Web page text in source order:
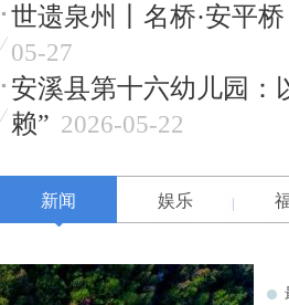
世遗泉州丨名桥·安平
05-27
安溪县第十六幼儿园：
赖” 2026-05-22
新闻 娱乐